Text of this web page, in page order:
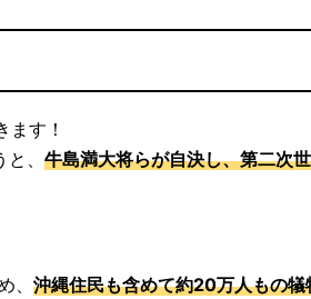
ます！
、 牛島満大将らが自決し、第二次
、 沖縄住民も含めて約20万人もの犠